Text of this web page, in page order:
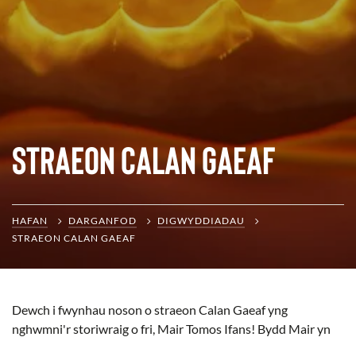
Straeon Calan Gaeaf
HAFAN DARGANFOD
DIGWYDDIADAU
STRAEON CALAN GAEAF
Dewch i fwynhau noson o straeon Calan Gaeaf yng
nghwmni'r storiwraig o fri, Mair Tomos Ifans! Bydd Mair yn